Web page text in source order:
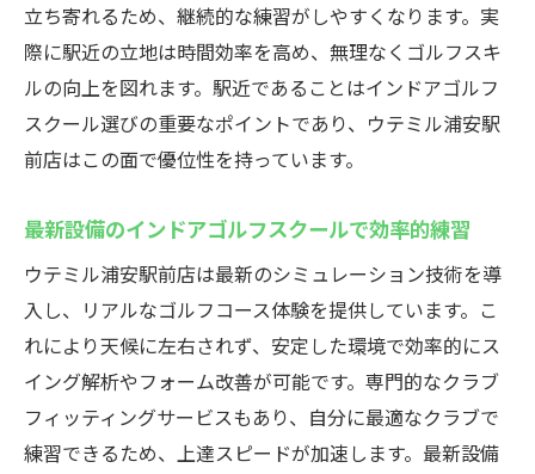
24時間営業の便利さを実感！ウテミル浦安駅前
店
24時間営業で柔軟に通えるインドアゴルフ
スクール
仕事帰りや早朝でも練習できる自由な環境
ライフスタイルに合わせて選べる利用時間
ル利用術
夜間練習にも最適な駅前インドアゴルフス
クール
時間を気にせず上達できる24時間営業の魅
力
立ち寄れるため、継続的な練習がしやすくなります。実
際に駅近の立地は時間効率を高め、無理なくゴルフスキ
ルの向上を図れます。駅近であることはインドアゴルフ
スクール選びの重要なポイントであり、ウテミル浦安駅
前店はこの面で優位性を持っています。
最新設備のインドアゴルフスクールで効率的練習
ウテミル浦安駅前店は最新のシミュレーション技術を導
入し、リアルなゴルフコース体験を提供しています。こ
れにより天候に左右されず、安定した環境で効率的にス
イング解析やフォーム改善が可能です。専門的なクラブ
フィッティングサービスもあり、自分に最適なクラブで
練習できるため、上達スピードが加速します。最新設備